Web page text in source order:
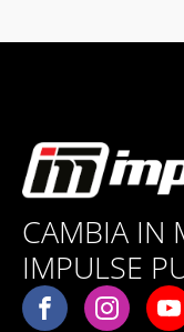
CAMBIA IN
IMPULSE